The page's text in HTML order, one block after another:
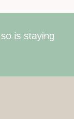
is staying